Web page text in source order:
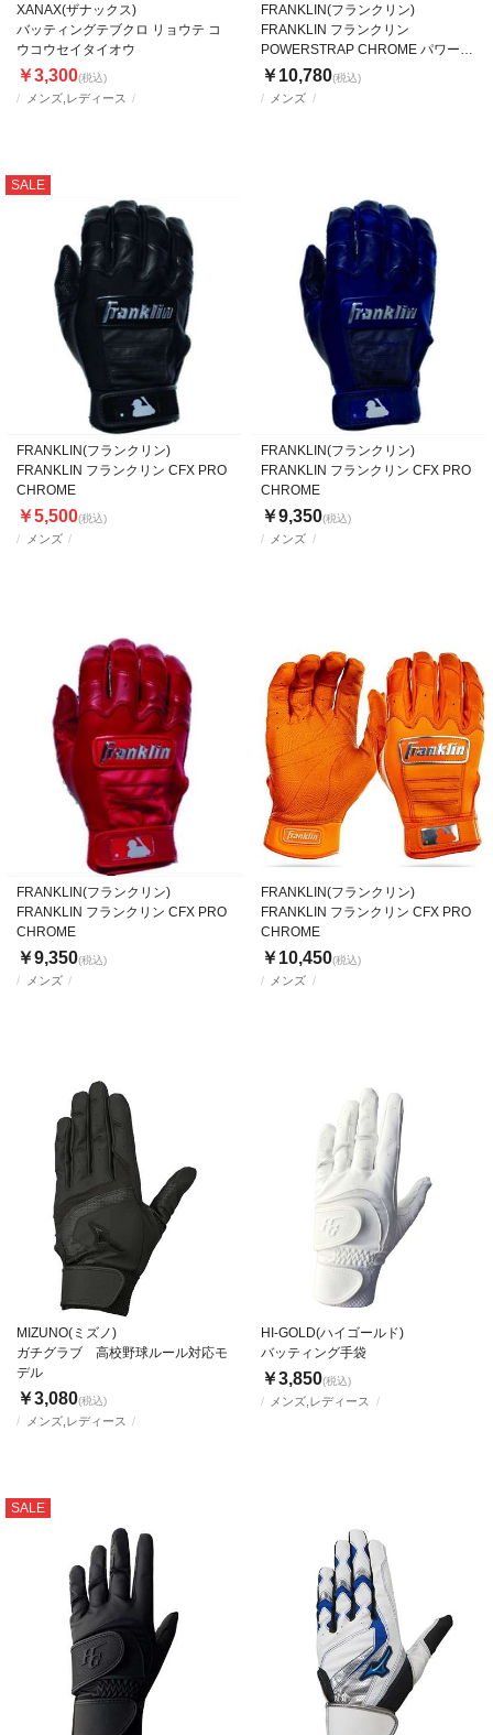
メンズ,レディース
XANAX(ザナックス)
バッティングテブクロ リョウテ コ
ウコウセイタイオウ
￥3,300(税込)
メンズ
FRANKLIN(フランクリン)
FRANKLIN フランクリン
POWERSTRAP CHROME パワース
トラップクローム
￥10,780(税込)
SALE
メンズ
FRANKLIN(フランクリン)
FRANKLIN フランクリン CFX PRO
CHROME
￥5,500(税込)
メンズ
FRANKLIN(フランクリン)
FRANKLIN フランクリン CFX PRO
CHROME
￥9,350(税込)
メンズ
FRANKLIN(フランクリン)
FRANKLIN フランクリン CFX PRO
CHROME
￥9,350(税込)
メンズ
FRANKLIN(フランクリン)
FRANKLIN フランクリン CFX PRO
CHROME
￥10,450(税込)
メンズ,レディース
MIZUNO(ミズノ)
ガチグラブ 高校野球ルール対応モ
デル
￥3,080(税込) メンズ,レディース
HI-GOLD(ハイゴールド)
バッティング手袋
￥3,850(税込)
SALE